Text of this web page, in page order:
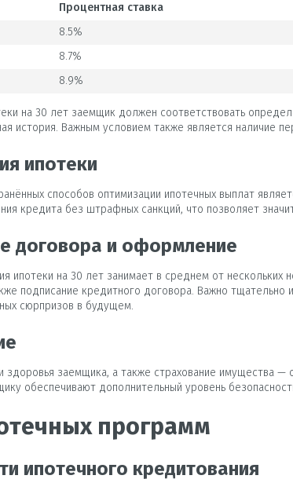
Процентная ставка
8.5%
8.7%
8.9%
на 30 лет заемщик должен соответствовать
история. Важным условием также является наличие
ипотеки
способов оптимизации ипотечных выплат
кредита без штрафных санкций, что позволяет
договора и оформление
ипотеки на 30 лет занимает в среднем от
подписание кредитного договора. Важно тщательно
сюрпризов в будущем.
здоровья заемщика, а также страхование имущества
обеспечивают дополнительный уровень
программ
ипотечного кредитования